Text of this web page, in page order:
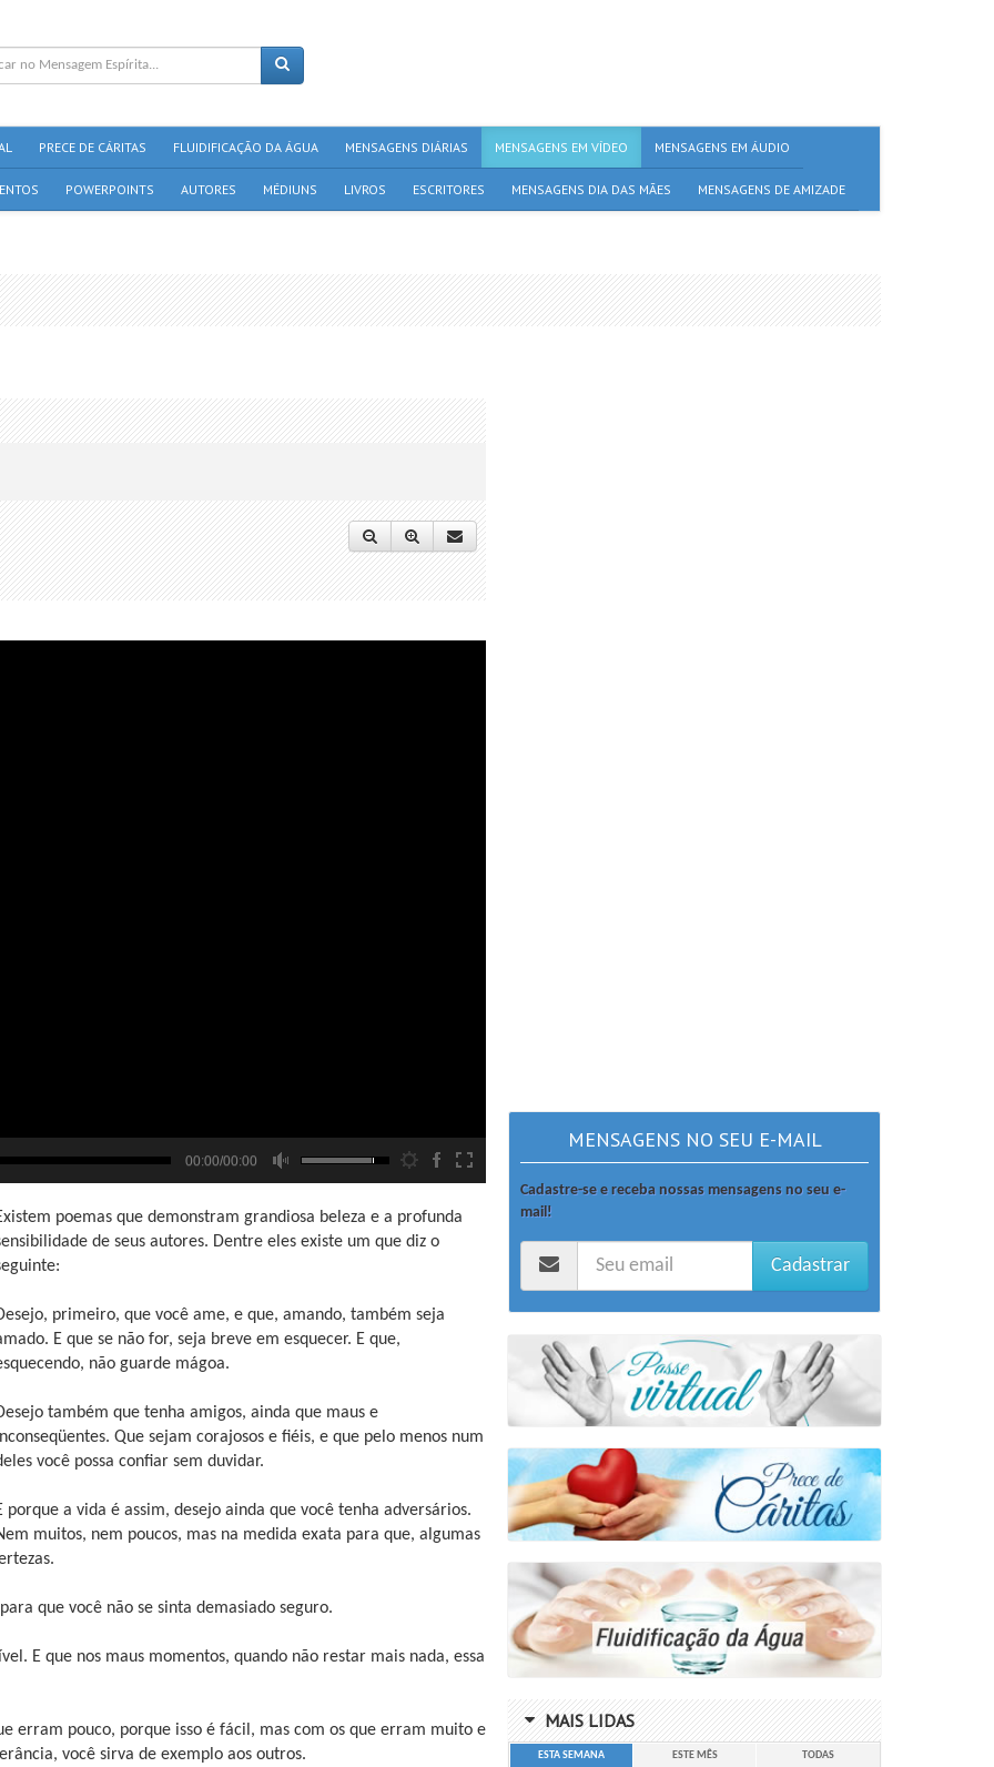
PRECE DE CÁRITAS FLUIDIFICAÇÃO DA ÁGUA MENSAGENS DIÁRIAS MENSAGENS EM VÍDEO MENSAGENS EM ÁUDIO
POWERPOINTS AUTORES MÉDIUNS LIVROS ESCRITORES MENSAGENS DIA DAS MÃES MENSAGENS DE AMIZADE
00:00/00:00
poemas que demonstram grandiosa beleza e a profunda
de seus autores. Dentre eles existe um que diz o
primeiro, que você ame, e que, amando, também seja
E que se não for, seja breve em esquecer. E que,
não guarde mágoa.
também que tenha amigos, ainda que maus e
Que sejam corajosos e fiéis, e que pelo menos num
você possa confiar sem duvidar.
porque a vida é assim, desejo ainda que você tenha adversários.
muitos, nem poucos, mas na medida exata para que, algumas
que você não se sinta demasiado seguro.
E que nos maus momentos, quando não restar mais nada, essa
erram pouco, porque isso é fácil, mas com os que erram muito e
você sirva de exemplo aos outros.
MENSAGENS NO SEU E-MAIL
Cadastre-se e receba nossas mensagens no seu e-
mail!
Cadastrar
MAIS LIDAS
ESTA SEMANA ESTE MÊS TODAS